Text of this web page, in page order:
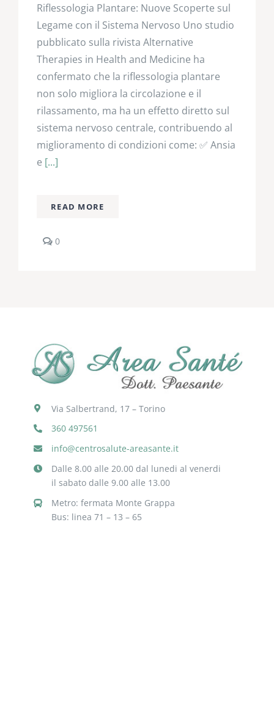
Riflessologia Plantare: Nuove Scoperte sul
Legame con il Sistema Nervoso Uno studio
pubblicato sulla rivista Alternative
Therapies in Health and Medicine ha
confermato che la riflessologia plantare
non solo migliora la circolazione e il
rilassamento, ma ha un effetto diretto sul
sistema nervoso centrale, contribuendo al
miglioramento di condizioni come: ✅ Ansia
e [...]
READ MORE
0comments
il
sistema
nervoso
Via Salbertrand, 17 – Torino
360 497561
info@centrosalute-areasante.it
Dalle 8.00 alle 20.00 dal lunedi al venerdi
il sabato dalle 9.00 alle 13.00
Metro: fermata Monte Grappa
Bus: linea 71 – 13 – 65